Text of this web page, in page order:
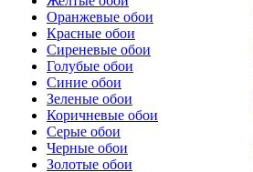
Оранжевые обои
Красные обои
Сиреневые обои
Голубые обои
Синие обои
Зеленые обои
Коричневые обои
Серые обои
Черные обои
Золотые обои